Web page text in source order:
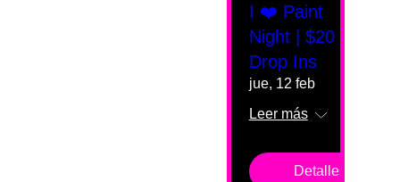
I ❤️ Paint
Night | $20
Drop Ins
jue, 12 feb
Leer más
Detalles